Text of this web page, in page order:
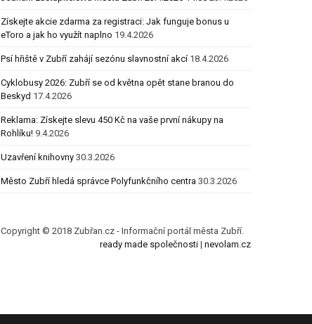
Získejte akcie zdarma za registraci: Jak funguje bonus u
eToro a jak ho využít naplno 19.4.2026
Psí hřiště v Zubří zahájí sezónu slavnostní akcí 18.4.2026
Cyklobusy 2026: Zubří se od května opět stane branou do
Beskyd 17.4.2026
Reklama: Získejte slevu 450 Kč na vaše první nákupy na
Rohlíku! 9.4.2026
Uzavření knihovny 30.3.2026
Město Zubří hledá správce Polyfunkčního centra 30.3.2026
Copyright © 2018 Zubřan.cz - Informační portál města Zubří.
ready made společnosti| nevolam.cz